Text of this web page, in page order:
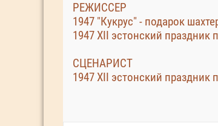
РЕЖИССЕР
1947 "Кукрус" - подарок
1947 XII эстонский
СЦЕНАРИСТ
1947 XII эстонский